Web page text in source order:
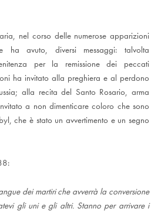
nel corso delle numerose apparizioni
ha avuto, diversi messaggi: talvolta
per la remissione dei peccati
ha invitato alla preghiera e al perdono
alla recita del Santo Rosario, arma
a non dimenticare coloro che sono
che è stato un avvertimento e un segno
dei martiri che avverrà la conversione
gli uni e gli altri. Stanno per arrivare i